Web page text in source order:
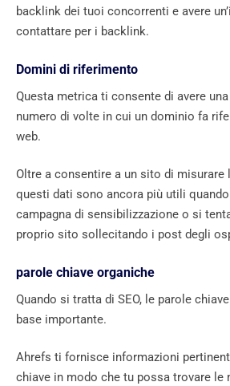
backlink dei tuoi concorrenti e avere
contattare per i backlink.
Domini di riferimento
Questa metrica ti consente di avere
numero di volte in cui un dominio fa
web.
Oltre a consentire a un sito di misurare
questi dati sono ancora più utili
campagna di sensibilizzazione o si
proprio sito sollecitando i post degli
parole chiave organiche
Quando si tratta di SEO, le parole
base importante.
Ahrefs ti fornisce informazioni
chiave in modo che tu possa trovare